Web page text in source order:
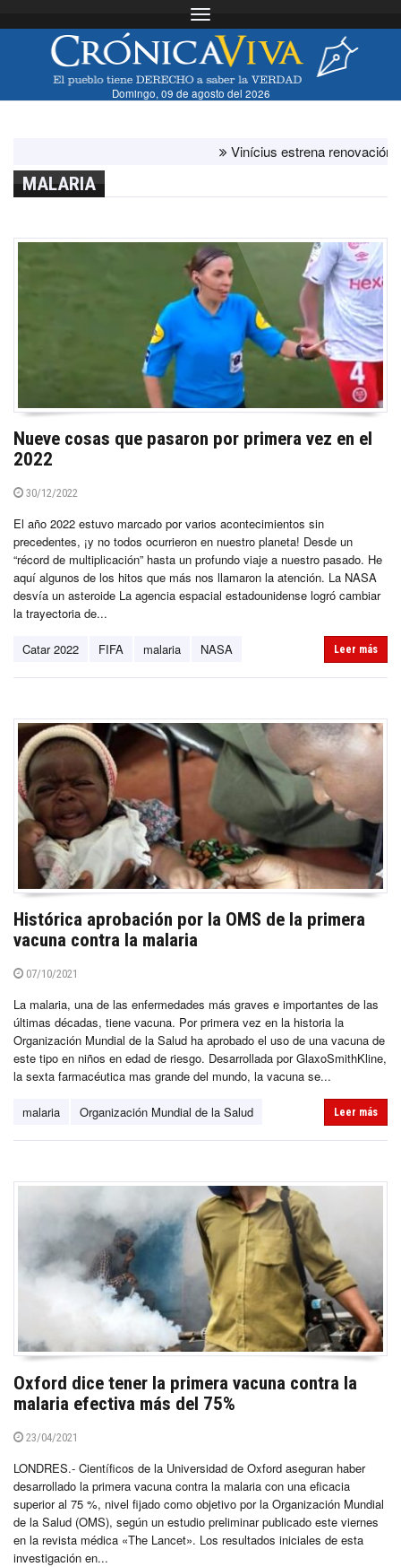
Toggle navigation
Domingo, 09 de agosto del 2026
Vinícius estrena renovación con
MALARIA
Nueve cosas que pasaron por primera vez en el
2022
30/12/2022
El año 2022 estuvo marcado por varios acontecimientos sin
precedentes, ¡y no todos ocurrieron en nuestro planeta! Desde un
“récord de multiplicación” hasta un profundo viaje a nuestro pasado. He
aquí algunos de los hitos que más nos llamaron la atención. La NASA
desvía un asteroide La agencia espacial estadounidense logró cambiar
la trayectoria de...
Catar 2022 FIFA malaria NASA Leer más
Histórica aprobación por la OMS de la primera
vacuna contra la malaria
07/10/2021
La malaria, una de las enfermedades más graves e importantes de las
últimas décadas, tiene vacuna. Por primera vez en la historia la
Organización Mundial de la Salud ha aprobado el uso de una vacuna de
este tipo en niños en edad de riesgo. Desarrollada por GlaxoSmithKline,
la sexta farmacéutica mas grande del mundo, la vacuna se...
malaria Organización Mundial de la Salud Leer más
Oxford dice tener la primera vacuna contra la
malaria efectiva más del 75%
23/04/2021
LONDRES.- Científicos de la Universidad de Oxford aseguran haber
desarrollado la primera vacuna contra la malaria con una eficacia
superior al 75 %, nivel fijado como objetivo por la Organización Mundial
de la Salud (OMS), según un estudio preliminar publicado este viernes
en la revista médica «The Lancet». Los resultados iniciales de esta
investigación en...